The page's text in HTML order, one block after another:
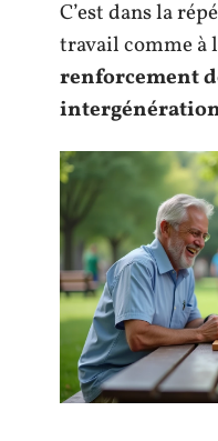
C’est dans la
travail comme à
renforcement